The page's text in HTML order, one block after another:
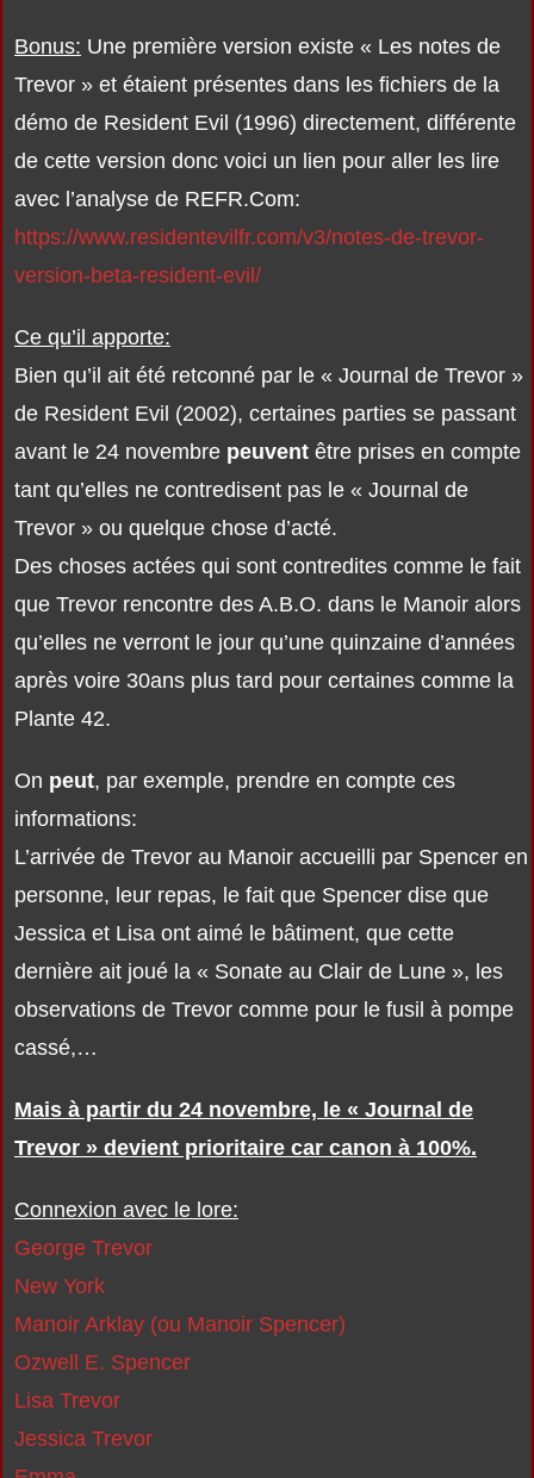
Bonus: Une première version existe « Les notes de
Trevor » et étaient présentes dans les fichiers de la
démo de Resident Evil (1996) directement, différente
de cette version donc voici un lien pour aller les lire
avec l’analyse de REFR.Com:
https://www.residentevilfr.com/v3/notes-de-trevor-
version-beta-resident-evil/
Ce qu’il apporte:
Bien qu’il ait été retconné par le « Journal de Trevor »
de Resident Evil (2002), certaines parties se passant
avant le 24 novembre peuvent être prises en compte
tant qu’elles ne contredisent pas le « Journal de
Trevor » ou quelque chose d’acté.
Des choses actées qui sont contredites comme le fait
que Trevor rencontre des A.B.O. dans le Manoir alors
qu’elles ne verront le jour qu’une quinzaine d’années
après voire 30ans plus tard pour certaines comme la
Plante 42.
On peut, par exemple, prendre en compte ces
informations:
L’arrivée de Trevor au Manoir accueilli par Spencer en
personne, leur repas, le fait que Spencer dise que
Jessica et Lisa ont aimé le bâtiment, que cette
dernière ait joué la « Sonate au Clair de Lune », les
observations de Trevor comme pour le fusil à pompe
cassé,…
Mais à partir du 24 novembre, le « Journal de
Trevor » devient prioritaire car canon à 100%.
Connexion avec le lore:
George Trevor
New York
Manoir Arklay (ou Manoir Spencer)
Ozwell E. Spencer
Lisa Trevor
Jessica Trevor